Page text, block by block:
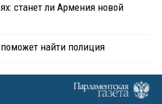
станет ли Армения новой
найти полиция